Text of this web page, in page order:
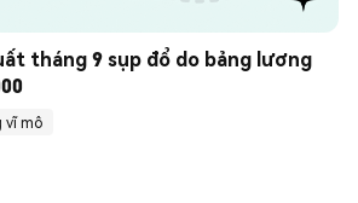
tháng 9 sụp đổ do bảng lương
vĩ mô